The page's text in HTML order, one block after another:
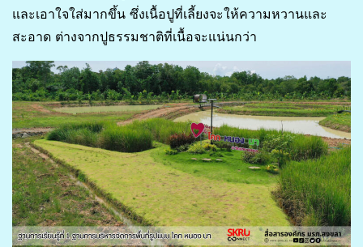
และเอาใจใส่มากขึ้น ซึ่งเนื้อปูที่เลี้ยงจะให้ความหวานและ
สะอาด ต่างจากปูธรรมชาติที่เนื้อจะแน่นกว่า